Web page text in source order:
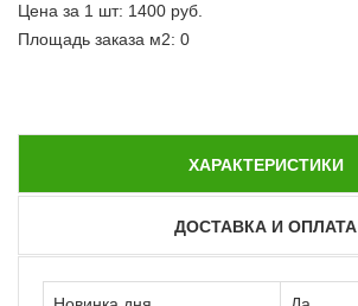
Цена за 1 шт: 1400 руб.
Площадь заказа м2: 0
ХАРАКТЕРИСТИКИ
ДОСТАВКА И ОПЛАТА